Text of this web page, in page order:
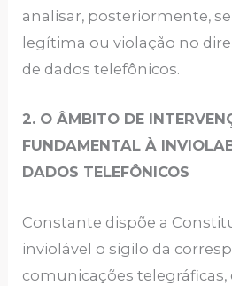
analisar, posteriormente,
legítima ou violação no
de dados telefônicos.
2. O ÂMBITO DE
FUNDAMENTAL À
DADOS TELEFÔNICOS
Constante dispõe a
inviolável o sigilo da
comunicações telegráficas,